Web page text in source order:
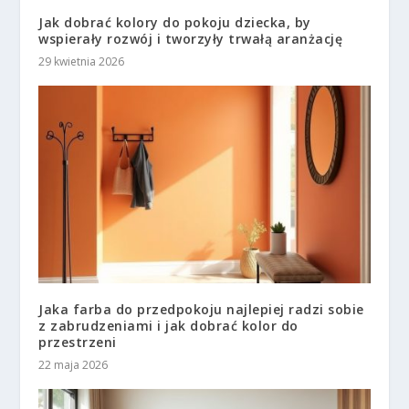
Jak dobrać kolory do pokoju dziecka, by
wspierały rozwój i tworzyły trwałą aranżację
29 kwietnia 2026
Jaka farba do przedpokoju najlepiej radzi sobie
z zabrudzeniami i jak dobrać kolor do
przestrzeni
22 maja 2026